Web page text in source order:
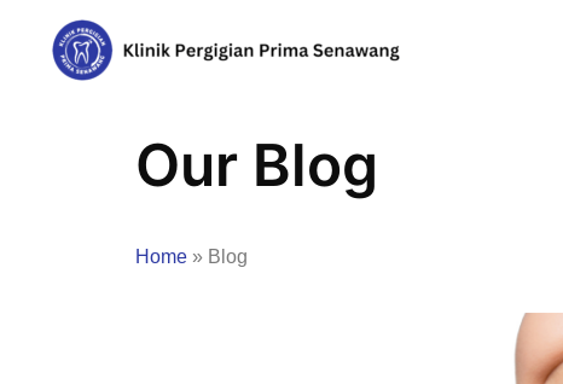
Our Blog
Home » Blog